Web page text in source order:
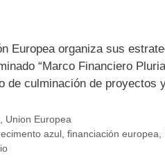
Europea organiza sus
“Marco Financiero
de culminación de
, Union Europea
azul, financiación europea,